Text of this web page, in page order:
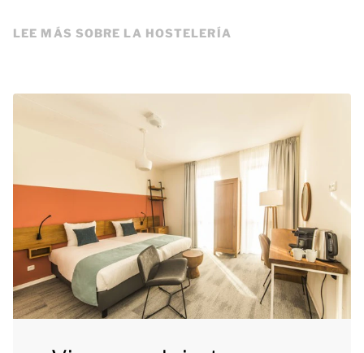
LEE MÁS SOBRE LA HOSTELERÍA